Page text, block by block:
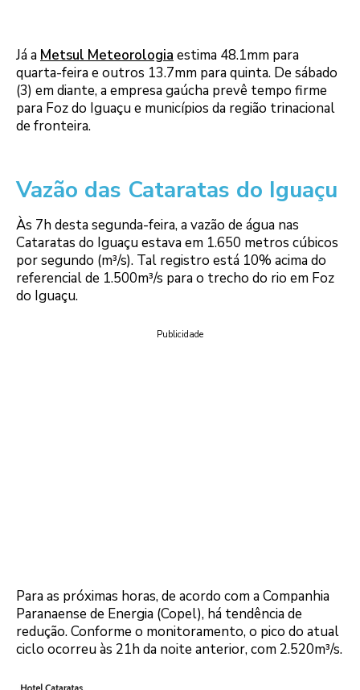
Já a Metsul Meteorologia estima 48.1mm para
quarta-feira e outros 13.7mm para quinta. De sábado
(3) em diante, a empresa gaúcha prevê tempo firme
para Foz do Iguaçu e municípios da região trinacional
de fronteira.
Vazão das Cataratas do Iguaçu
Às 7h desta segunda-feira, a vazão de água nas
Cataratas do Iguaçu estava em 1.650 metros cúbicos
por segundo (m³/s). Tal registro está 10% acima do
referencial de 1.500m³/s para o trecho do rio em Foz
do Iguaçu.
Publicidade
Para as próximas horas, de acordo com a Companhia
Paranaense de Energia (Copel), há tendência de
redução. Conforme o monitoramento, o pico do atual
ciclo ocorreu às 21h da noite anterior, com 2.520m³/s.